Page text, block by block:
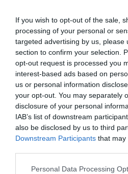
If you wish to opt-out of the sale,
processing of your personal or
targeted advertising by us, please
section to confirm your selection.
opt-out request is processed you
interest-based ads based on
us or personal information
your opt-out. You may separately
disclosure of your personal
IAB’s list of downstream
also be disclosed by us to third
Downstream Participants that may
Personal Data Processing
Enormes minucias
por Eulogio López